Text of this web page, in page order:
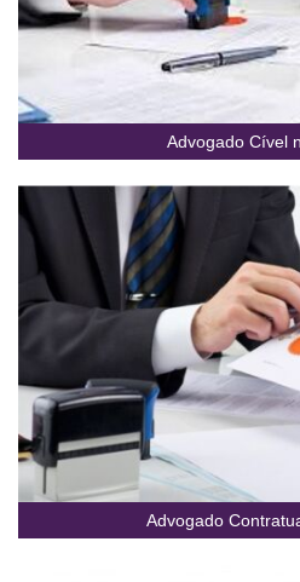
Advogado Cível
Advogado